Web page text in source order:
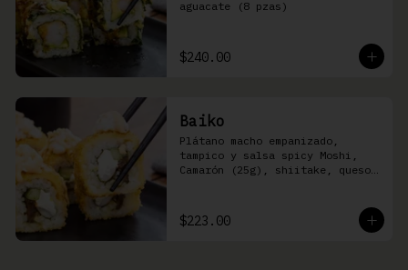
aguacate (8 pzas)
$240.00
Baiko
Plátano macho empanizado,
tampico y salsa spicy Moshi,
Camarón (25g), shiitake, queso
$223.00